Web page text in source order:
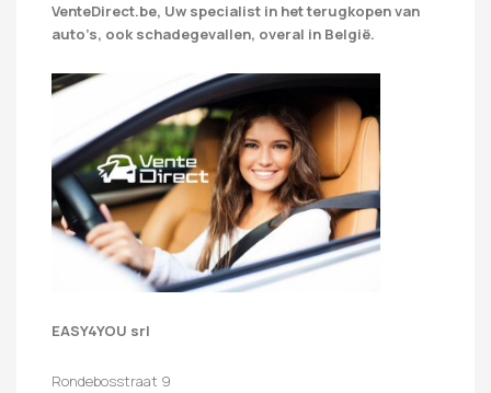
VenteDirect.be, Uw specialist in het terugkopen van
auto’s, ook schadegevallen, overal in België.
EASY4YOU srl
Rondebosstraat 9